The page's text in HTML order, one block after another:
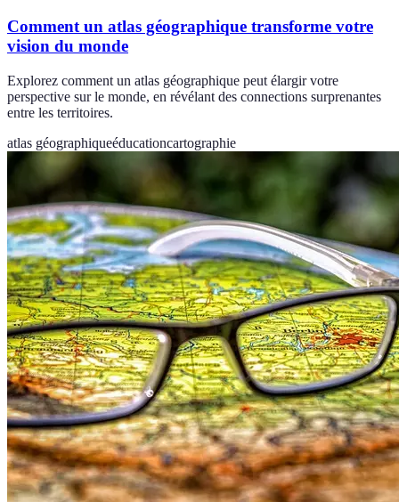
Comment un atlas géographique transforme votre
vision du monde
Explorez comment un atlas géographique peut élargir votre
perspective sur le monde, en révélant des connections surprenantes
entre les territoires.
atlas géographiqueéducationcartographie